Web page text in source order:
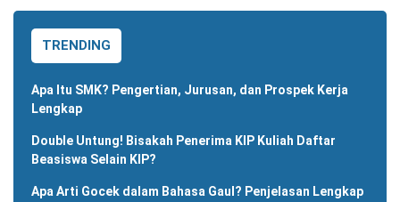
TRENDING
Apa Itu SMK? Pengertian, Jurusan, dan Prospek Kerja
Lengkap
Double Untung! Bisakah Penerima KIP Kuliah Daftar
Beasiswa Selain KIP?
Apa Arti Gocek dalam Bahasa Gaul? Penjelasan Lengkap